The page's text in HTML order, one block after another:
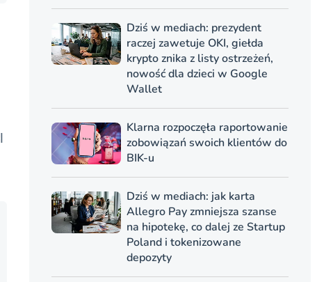
Dziś w mediach: prezydent
raczej zawetuje OKI, giełda
krypto znika z listy ostrzeżeń,
nowość dla dzieci w Google
Wallet
Klarna rozpoczęła raportowanie
zobowiązań swoich klientów do
BIK-u
Dziś w mediach: jak karta
Allegro Pay zmniejsza szanse
na hipotekę, co dalej ze Startup
Poland i tokenizowane
depozyty